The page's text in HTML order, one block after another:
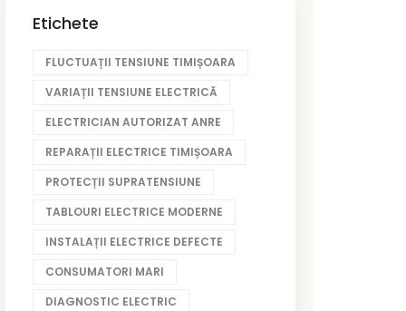
Etichete
FLUCTUAȚII TENSIUNE TIMIȘOARA
VARIAȚII TENSIUNE ELECTRICĂ
ELECTRICIAN AUTORIZAT ANRE
REPARAȚII ELECTRICE TIMIȘOARA
PROTECȚII SUPRATENSIUNE
TABLOURI ELECTRICE MODERNE
INSTALAȚII ELECTRICE DEFECTE
CONSUMATORI MARI
DIAGNOSTIC ELECTRIC